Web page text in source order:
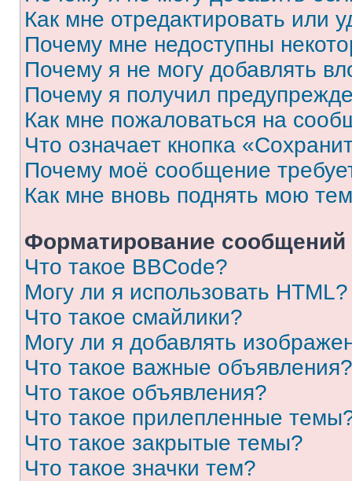
Как мне отредактировать или
Почему мне недоступны
Почему я не могу добавлять
Почему я получил
Как мне пожаловаться на
Что означает кнопка
Почему моё сообщение
Как мне вновь поднять мою
Форматирование
Что такое BBCode?
Могу ли я использовать HTML?
Что такое смайлики?
Могу ли я добавлять
Что такое важные объявления?
Что такое объявления?
Что такое прилепленные
Что такое закрытые темы?
Что такое значки тем?